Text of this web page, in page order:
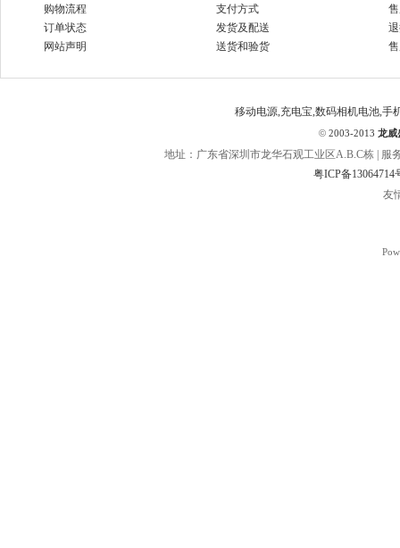
购物流程
订单状态
网站声明
支付方式
发货及配送
送货和验货
移动电源,充电宝,数码相机电池,手
© 2003-2013 龙威
地址：广东省深圳市龙华石观工业区A.B.C栋 | 服
粤ICP备13064714
友